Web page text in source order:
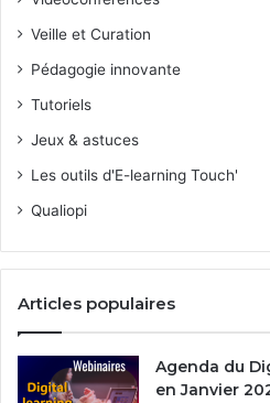
Veille et Curation
Pédagogie innovante
Tutoriels
Jeux & astuces
Les outils d'E-learning Touch'
Qualiopi
Articles populaires
Agenda du
en Janvier